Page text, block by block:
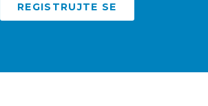
REGISTRUJTE SE